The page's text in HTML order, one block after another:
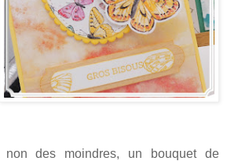
des moindres, un bouquet de